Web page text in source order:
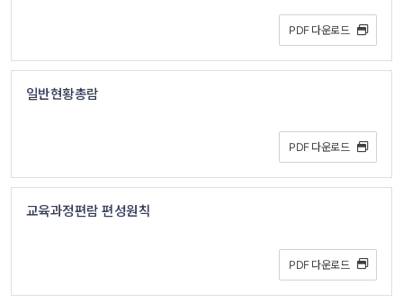
PDF 다운로드
일반현황총람
PDF 다운로드
교육과정편람 편성원칙
PDF 다운로드